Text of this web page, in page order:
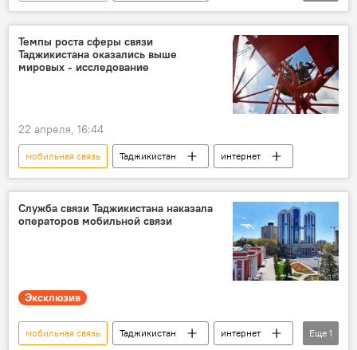
Узбекистан
сотрудничество
Темпы роста сферы связи
Таджикистана оказались выше
мировых - исследование
22 апреля, 16:44
мобильная связь Таджикистан интернет
Служба связи Таджикистана наказала
операторов мобильной связи
Эксклюзив
мобильная связь Таджикистан
интернет
Еще 1